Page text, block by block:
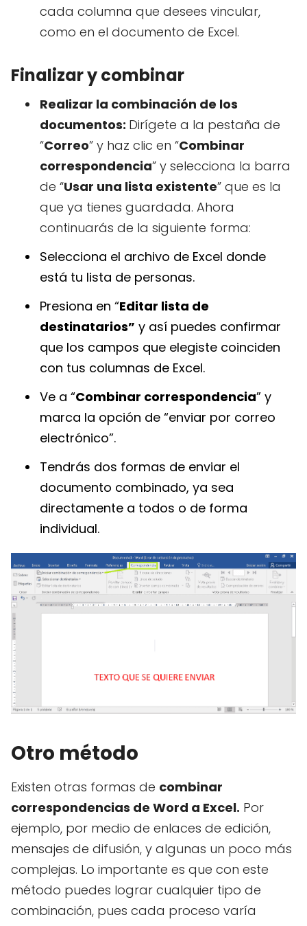
cada columna que desees vincular,
como en el documento de Excel.
Finalizar y combinar
Realizar la combinación de los
documentos: Dirígete a la pestaña de
“Correo” y haz clic en “Combinar
correspondencia” y selecciona la barra
de “Usar una lista existente” que es la
que ya tienes guardada. Ahora
continuarás de la siguiente forma:
Selecciona el archivo de Excel donde
está tu lista de personas.
Presiona en “Editar lista de
destinatarios” y así puedes confirmar
que los campos que elegiste coinciden
con tus columnas de Excel.
Ve a “Combinar correspondencia” y
marca la opción de “enviar por correo
electrónico”.
Tendrás dos formas de enviar el
documento combinado, ya sea
directamente a todos o de forma
individual.
Otro método
Existen otras formas de combinar
correspondencias de Word a Excel. Por
ejemplo, por medio de enlaces de edición,
mensajes de difusión, y algunas un poco más
complejas. Lo importante es que con este
método puedes lograr cualquier tipo de
combinación, pues cada proceso varía